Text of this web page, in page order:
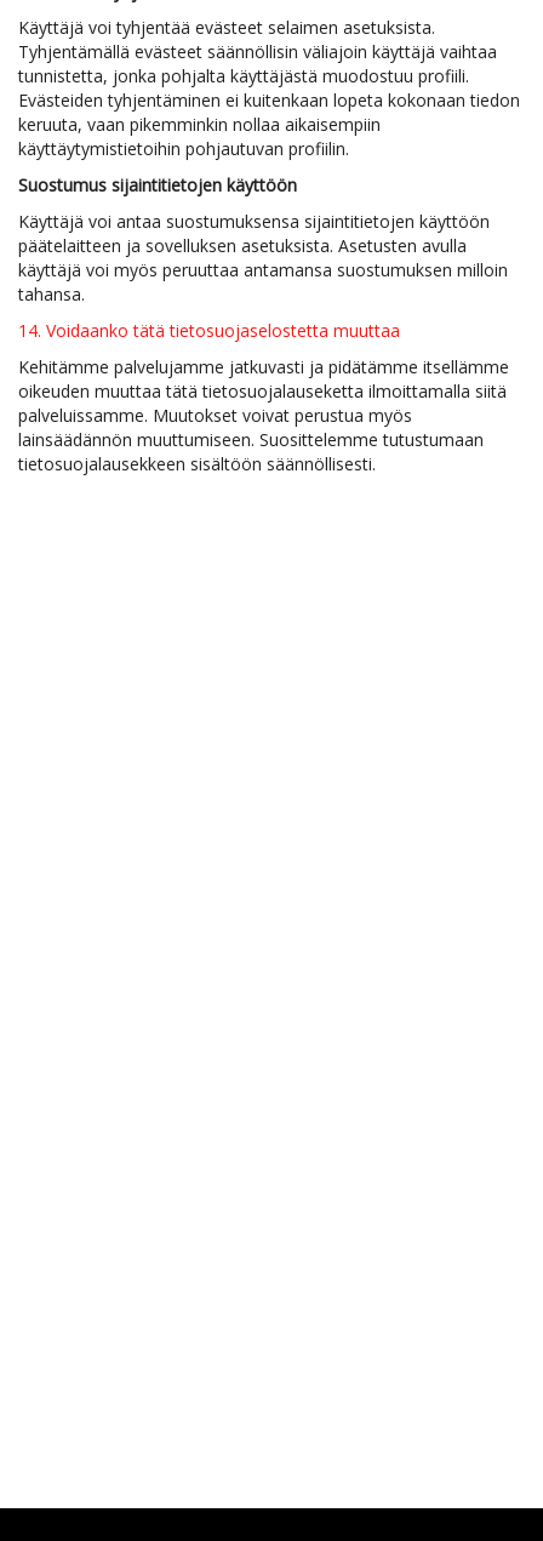
Käyttäjä voi tyhjentää evästeet selaimen asetuksista.
Tyhjentämällä evästeet säännöllisin väliajoin käyttäjä vaihtaa
tunnistetta, jonka pohjalta käyttäjästä muodostuu profiili.
Evästeiden tyhjentäminen ei kuitenkaan lopeta kokonaan tiedon
keruuta, vaan pikemminkin nollaa aikaisempiin
käyttäytymistietoihin pohjautuvan profiilin.
Suostumus sijaintitietojen käyttöön
Käyttäjä voi antaa suostumuksensa sijaintitietojen käyttöön
päätelaitteen ja sovelluksen asetuksista. Asetusten avulla
käyttäjä voi myös peruuttaa antamansa suostumuksen milloin
tahansa.
14. Voidaanko tätä tietosuojaselostetta muuttaa
Kehitämme palvelujamme jatkuvasti ja pidätämme itsellämme
oikeuden muuttaa tätä tietosuojalauseketta ilmoittamalla siitä
palveluissamme. Muutokset voivat perustua myös
lainsäädännön muuttumiseen. Suosittelemme tutustumaan
tietosuojalausekkeen sisältöön säännöllisesti.